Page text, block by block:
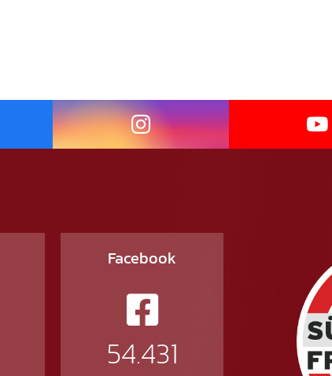
Facebook
54.431